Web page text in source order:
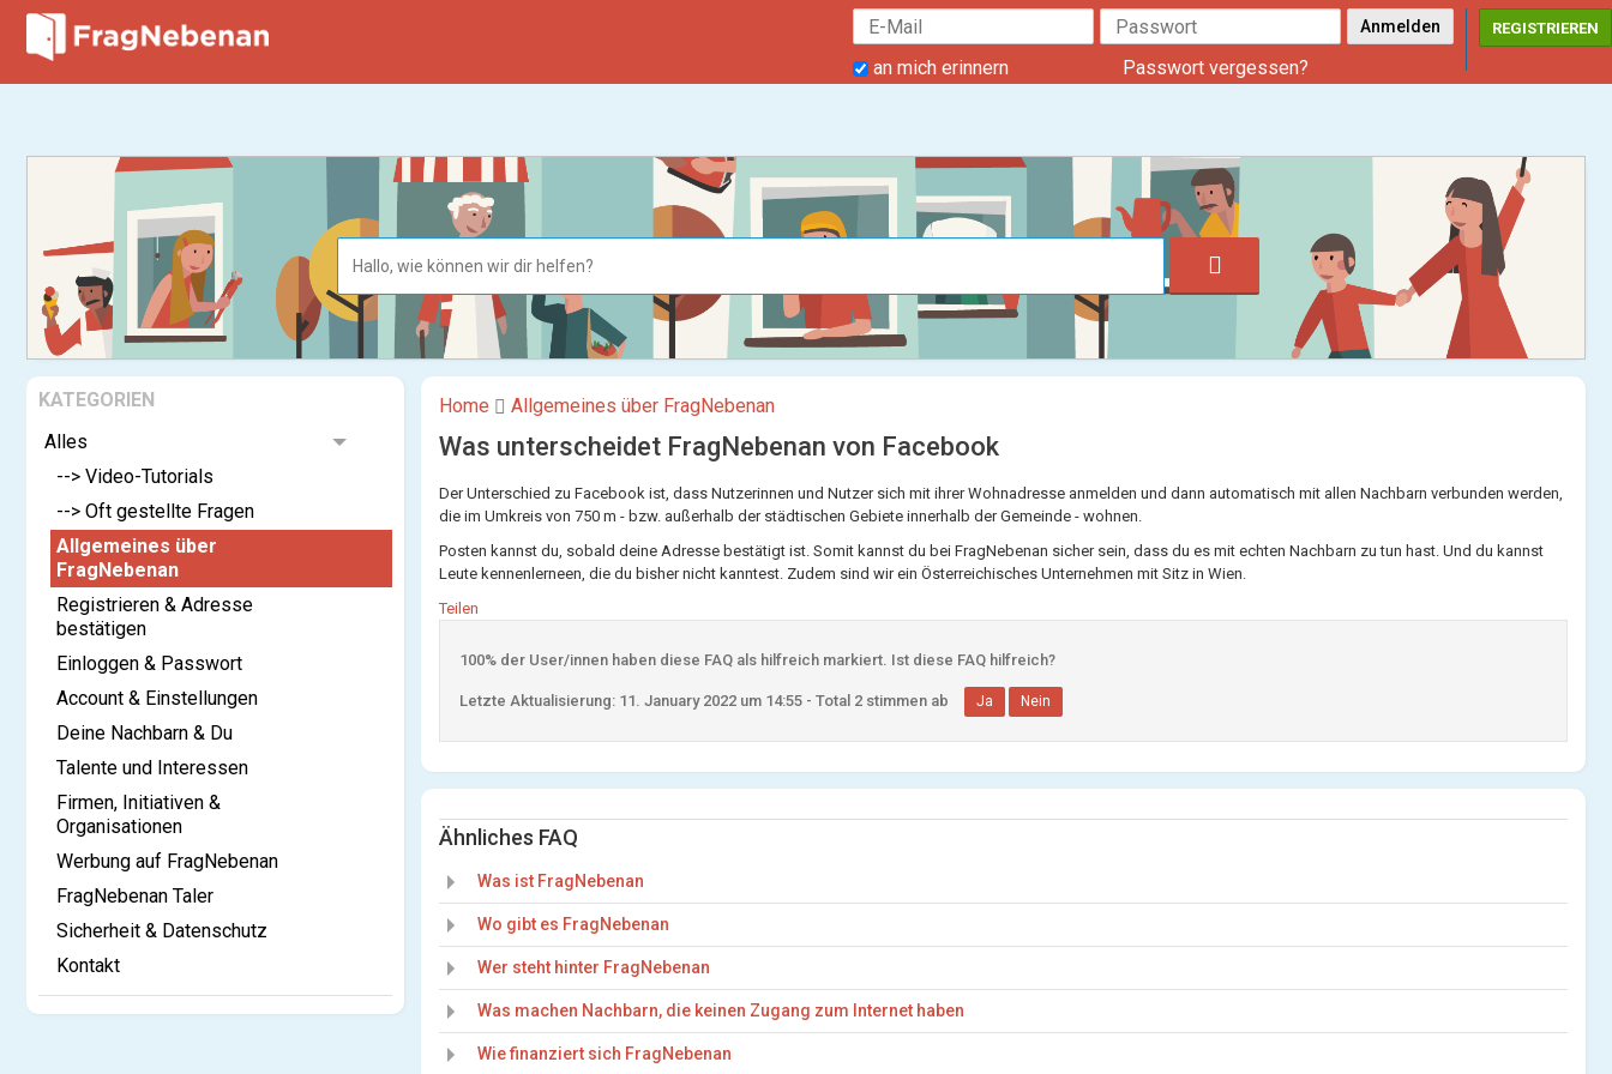
an mich erinnern Passwort vergessen?
REGISTRIEREN
KATEGORIEN
Alles
--> Video-Tutorials
--> Oft gestellte Fragen
Allgemeines über
FragNebenan
Registrieren & Adresse
bestätigen
Einloggen & Passwort
Account & Einstellungen
Deine Nachbarn & Du
Talente und Interessen
Firmen, Initiativen &
Organisationen
Werbung auf FragNebenan
FragNebenan Taler
Sicherheit & Datenschutz
Kontakt
Home Allgemeines über FragNebenan
Was unterscheidet FragNebenan von Facebook
Der Unterschied zu Facebook ist, dass Nutzerinnen und Nutzer sich mit ihrer Wohnadresse anmelden und dann automatisch mit allen Nachbarn verbunden werden,
die im Umkreis von 750 m - bzw. außerhalb der städtischen Gebiete innerhalb der Gemeinde - wohnen.
Posten kannst du, sobald deine Adresse bestätigt ist. Somit kannst du bei FragNebenan sicher sein, dass du es mit echten Nachbarn zu tun hast. Und du kannst
Leute kennenlerneen, die du bisher nicht kanntest. Zudem sind wir ein Österreichisches Unternehmen mit Sitz in Wien.
Teilen
100% der User/innen haben diese FAQ als hilfreich markiert. Ist diese FAQ hilfreich?
Letzte Aktualisierung: 11. January 2022 um 14:55 - Total 2 stimmen ab Ja Nein
Ähnliches FAQ
Was ist FragNebenan
Wo gibt es FragNebenan
Wer steht hinter FragNebenan
Was machen Nachbarn, die keinen Zugang zum Internet haben
Wie finanziert sich FragNebenan